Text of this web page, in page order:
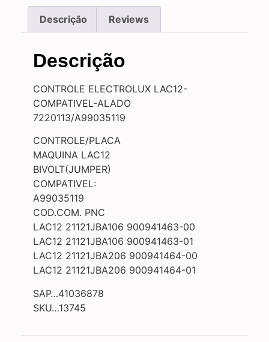
Descrição Reviews
Descrição
CONTROLE ELECTROLUX LAC12-
COMPATIVEL-ALADO
7220113/A99035119
CONTROLE/PLACA
MAQUINA LAC12
BIVOLT(JUMPER)
COMPATIVEL:
A99035119
COD.COM. PNC
LAC12 21121JBA106 900941463-00
LAC12 21121JBA106 900941463-01
LAC12 21121JBA206 900941464-00
LAC12 21121JBA206 900941464-01
SAP…41036878
SKU…13745